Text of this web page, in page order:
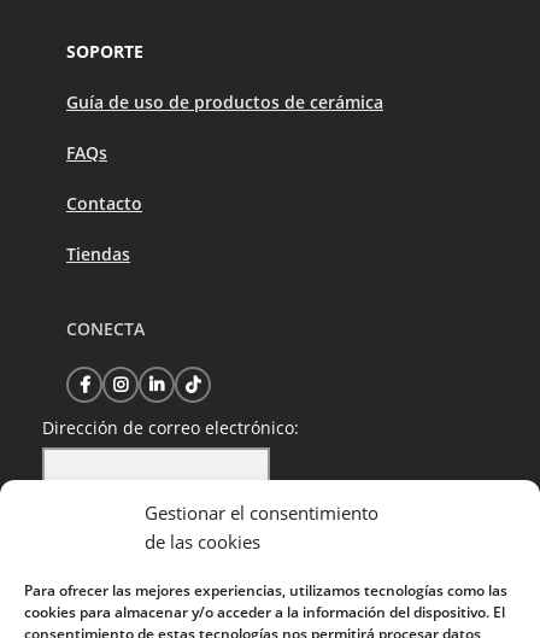
Gestionar el consentimiento
de las cookies
Para ofrecer las mejores experiencias, utilizamos tecnologías como las
cookies para almacenar y/o acceder a la información del dispositivo. El
consentimiento de estas tecnologías nos permitirá procesar datos
SOPORTE
Guía de uso de productos de cerámica
FAQs
Contacto
Tiendas
CONECTA
Dirección de correo electrónico:
He leído y acepto la política de privacidad